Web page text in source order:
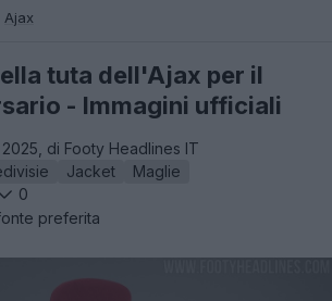
Ajax
tuta dell'Ajax per il
- Immagini ufficiali
di Footy Headlines IT
Jacket
Maglie
0
preferita